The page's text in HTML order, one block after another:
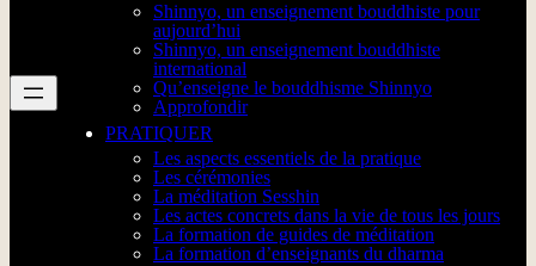
Shinnyo, un enseignement bouddhiste pour
aujourd’hui
Shinnyo, un enseignement bouddhiste
international
Qu’enseigne le bouddhisme Shinnyo
Approfondir
PRATIQUER
Les aspects essentiels de la pratique
Les cérémonies
La méditation Sesshin
Les actes concrets dans la vie de tous les jours
La formation de guides de méditation
La formation d’enseignants du dharma